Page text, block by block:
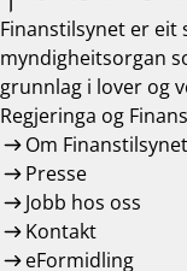
Finanstilsynet er eit
myndigheitsorgan
grunnlag i lover og
Regjeringa og
Om Finanstilsynet
Presse
Jobb hos oss
Kontakt
eFormidling